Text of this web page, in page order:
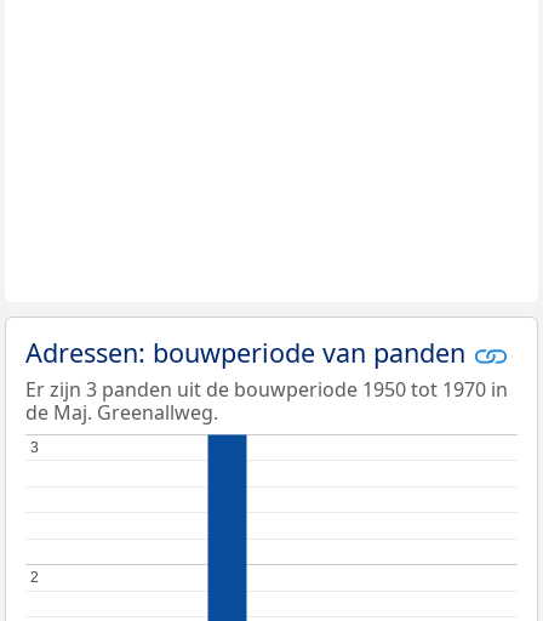
Adressen: bouwperiode van panden
Er zijn 3 panden uit de bouwperiode 1950 tot 1970 in
de Maj. Greenallweg.
2
2
3
3